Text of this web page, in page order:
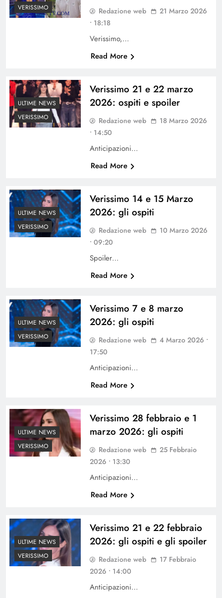
VERISSIMO
Redazione web
21 Marzo 2026
• 18:18
Verissimo,…
Read More
ULTIME NEWS
VERISSIMO
Verissimo 21 e 22 marzo
2026: ospiti e spoiler
Redazione web
18 Marzo 2026
• 14:50
Anticipazioni…
Read More
ULTIME NEWS
VERISSIMO
Verissimo 14 e 15 Marzo
2026: gli ospiti
Redazione web
10 Marzo 2026
• 09:20
Spoiler…
Read More
ULTIME NEWS
VERISSIMO
Verissimo 7 e 8 marzo
2026: gli ospiti
Redazione web
4 Marzo 2026 •
17:50
Anticipazioni…
Read More
ULTIME NEWS
VERISSIMO
Verissimo 28 febbraio e 1
marzo 2026: gli ospiti
Redazione web
25 Febbraio
2026 • 13:30
Anticipazioni…
Read More
ULTIME NEWS
VERISSIMO
Verissimo 21 e 22 febbraio
2026: gli ospiti e gli spoiler
Redazione web
17 Febbraio
2026 • 14:00
Anticipazioni…